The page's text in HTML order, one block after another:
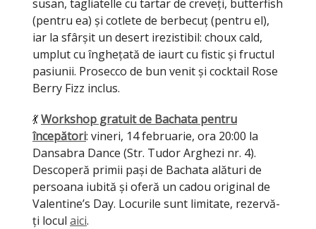
susan, tagliatelle cu tartar de creveți, butterfish
(pentru ea) și cotlete de berbecuț (pentru el),
iar la sfârșit un desert irezistibil: choux cald,
umplut cu înghețată de iaurt cu fistic și fructul
pasiunii. Prosecco de bun venit și cocktail Rose
Berry Fizz inclus.
💃Workshop gratuit de Bachata pentru
începători: vineri, 14 februarie, ora 20:00 la
Dansabra Dance (Str. Tudor Arghezi nr. 4).
Descoperă primii pași de Bachata alături de
persoana iubită și oferă un cadou original de
Valentine’s Day. Locurile sunt limitate, rezervă-
ți locul aici.